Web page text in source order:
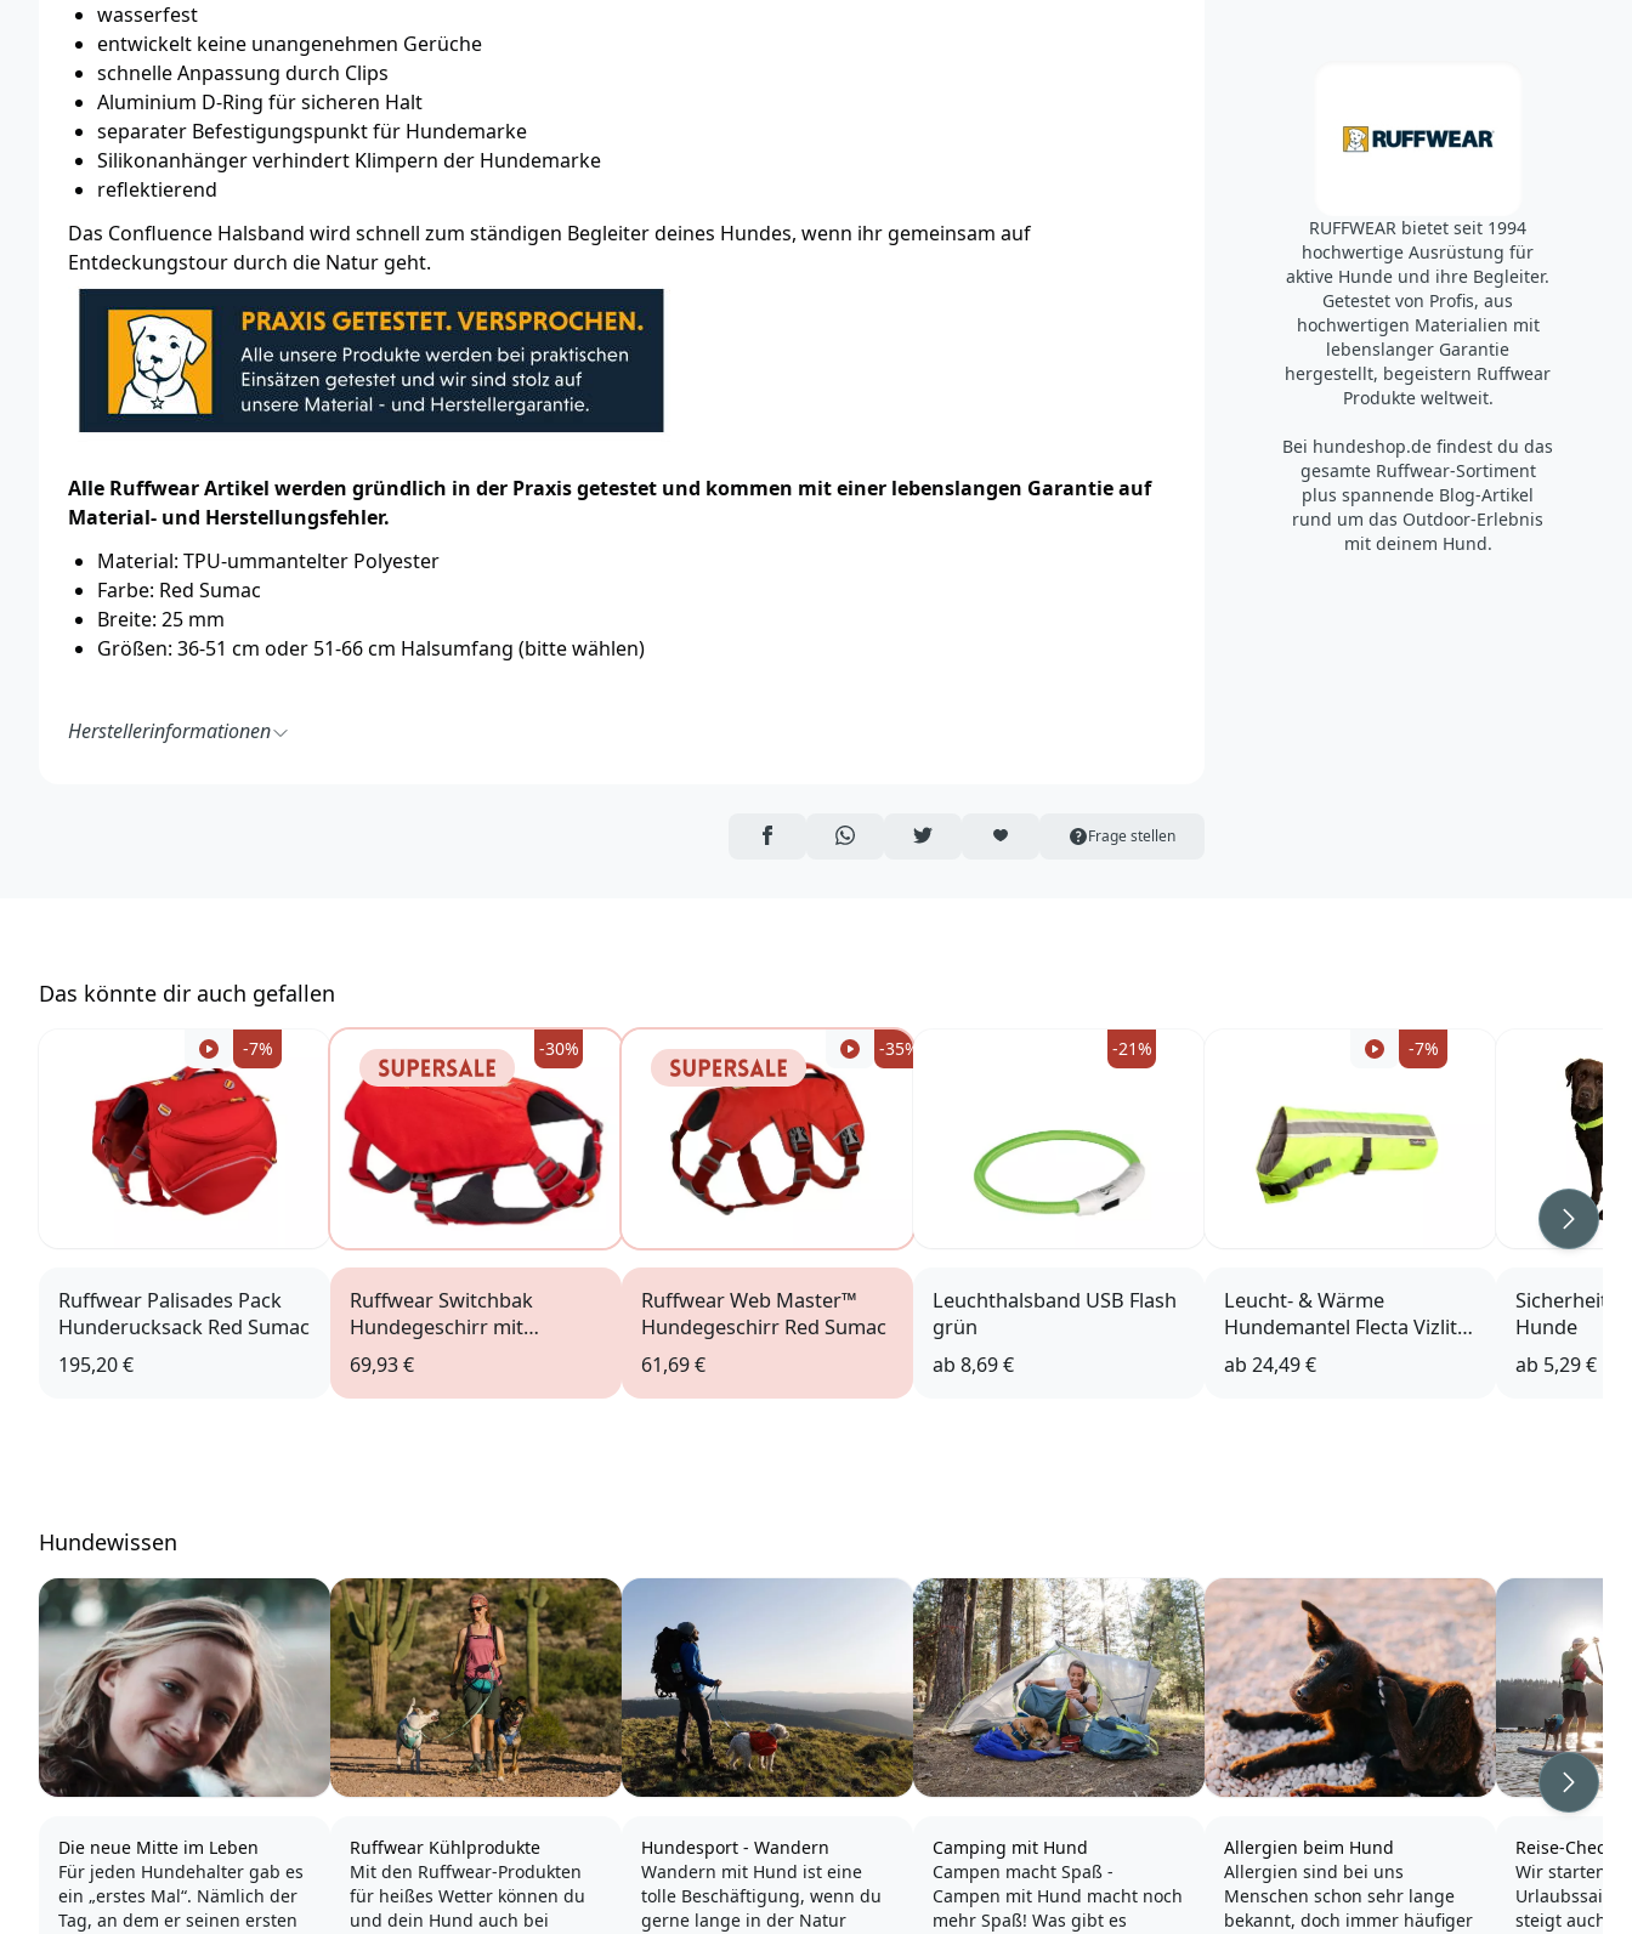
wasserfest
entwickelt keine unangenehmen Gerüche
schnelle Anpassung durch Clips
Aluminium D-Ring für sicheren Halt
separater Befestigungspunkt für Hundemarke
Silikonanhänger verhindert Klimpern der Hundemarke
reflektierend
Das Confluence Halsband wird schnell zum ständigen Begleiter deines Hundes, wenn ihr gemeinsam auf
Entdeckungstour durch die Natur geht.
Alle Ruffwear Artikel werden gründlich in der Praxis getestet und kommen mit einer lebenslangen Garantie auf
Material- und Herstellungsfehler.
Material: TPU-ummantelter Polyester
Farbe: Red Sumac
Breite: 25 mm
Größen: 36-51 cm oder 51-66 cm Halsumfang (bitte wählen)
Herstellerinformationen
Tanfield Lea Business Centre
Country Durham DH9 9DB
https://www.accapigroup.com/de
info@accapigroup.com
AUF FACEBOOK TEILEN
ÜBER WHATSAPP TEILEN
AUF TWITTER TEILENARTIKEL AUF DIE MERKLISTE
Frage stellen
RUFFWEAR bietet seit 1994
hochwertige Ausrüstung für
aktive Hunde und ihre Begleiter.
Getestet von Profis, aus
hochwertigen Materialien mit
lebenslanger Garantie
hergestellt, begeistern Ruffwear
Produkte weltweit.
Bei hundeshop.de findest du das
gesamte Ruffwear-Sortiment
plus spannende Blog-Artikel
rund um das Outdoor-Erlebnis
mit deinem Hund.
Das könnte dir auch gefallen
-7%
Ruffwear Palisades Pack
Hunderucksack Red Sumac
195,20 €
-30%
Ruffwear Switchbak
Hundegeschirr mit
Taschen Red Sumac
69,93 €
-35%
Ruffwear Web Master™
Hundegeschirr Red Sumac
61,69 €
-21%
Leuchthalsband USB Flash
grün
ab 8,69 €
-7%
Leucht- & Wärme
Hundemantel Flecta Vizlite
DT
ab 24,49 €
Hunde
ab 5,29 €
Weiter
Hundewissen
Die neue Mitte im Leben
Für jeden Hundehalter gab es
ein „erstes Mal“. Nämlich der
Tag, an dem er seinen ersten
Ruffwear Kühlprodukte
Mit den Ruffwear-Produkten
für heißes Wetter können du
und dein Hund auch bei
Hundesport - Wandern
Wandern mit Hund ist eine
tolle Beschäftigung, wenn du
gerne lange in der Natur
Camping mit Hund
Campen macht Spaß -
Campen mit Hund macht noch
mehr Spaß! Was gibt es
Allergien beim Hund
Allergien sind bei uns
Menschen schon sehr lange
bekannt, doch immer häufiger
Reise-
Wir starten in
steigt auch
Weiter